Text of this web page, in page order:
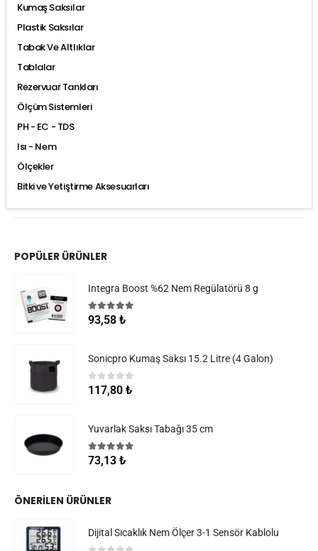
Kumaş Saksılar
Plastik Saksılar
Tabak Ve Altlıklar
Tablalar
Rezervuar Tankları
Ölçüm Sistemleri
PH - EC - TDS
Isı - Nem
Ölçekler
Bitki ve Yetiştirme Aksesuarları
POPÜLER ÜRÜNLER
Integra Boost %62 Nem Regülatörü 8 g
5.005 üzerinden
93,58 ₺
Sonicpro Kumaş Saksı 15.2 Litre (4 Galon)
0 5 üzerinden
117,80 ₺
Yuvarlak Saksı Tabağı 35 cm
5.005 üzerinden
73,13 ₺
ÖNERILEN ÜRÜNLER
Dijital Sıcaklık Nem Ölçer 3-1 Sensör Kablolu